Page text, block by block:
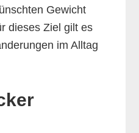
Gewicht
dieses Ziel gilt es
im Alltag